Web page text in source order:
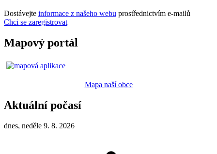
Dostávejte informace z našeho webu prostřednictvím e-mailů
Chci se zaregistrovat
Mapový portál
Mapa naší obce
Aktuální počasí
dnes, neděle 9. 8. 2026